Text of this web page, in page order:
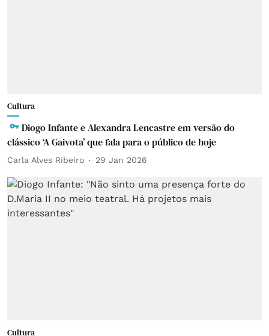
Cultura
Diogo Infante e Alexandra Lencastre em versão do
clássico ‘A Gaivota’ que fala para o público de hoje
Carla Alves Ribeiro 29 Jan 2026
Cultura